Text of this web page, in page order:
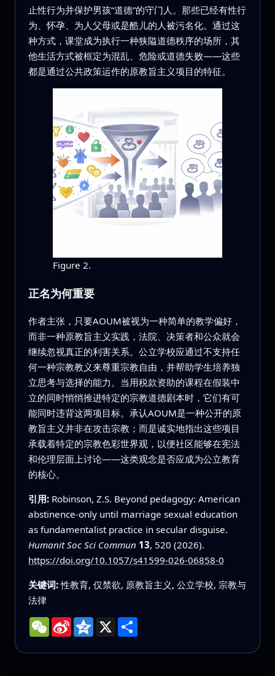
止性行为并保护男孩“道德”的守门人。那些已经有性行
为、怀孕、为人父母或是酷儿的人被污名化。通过这
种方式，课堂成为执行一种狭隘道德秩序的场所，其
他生活方式被框定为混乱、危险或道德失败——这些
都是通过公共政策运作的原教旨主义项目的特征。
Figure 2.
正名为何重要
作者主张，只要AOUM被视为一种简单的教学偏好，
而非一种原教旨主义实践，法院、决策者和公众就会
继续忽视真正的利害关系。公立学校应通过不支持任
何一种宗教教义来尊重宗教自由，并帮助学生培养独
立思考与选择的能力。当用税款资助的课程在假装中
立的同时悄悄推进特定的宗教道德剧本时，它们有可
能同时违背这两项目标。承认AOUM是一种公开的原
教旨主义并非在攻击宗教；而是诚实地指出这些项目
承载着特定的宗教色彩世界观，以便社区能够在宪法
和伦理层面上讨论——这类观念是否应成为公立教育
的核心。
引用: Robinson, Z.S. Beyond pedagogy: American
abstinence-only until marriage sexual education
as fundamentalist practice in secular disguise.
Humanit Soc Sci Commun 13, 520 (2026).
https://doi.org/10.1057/s41599-026-06858-0
关键词:性教育, 仅禁欲, 原教旨主义, 公立学校, 宗教与
法律
WeChat
Sina
Weibo
Qzone
X 分
享